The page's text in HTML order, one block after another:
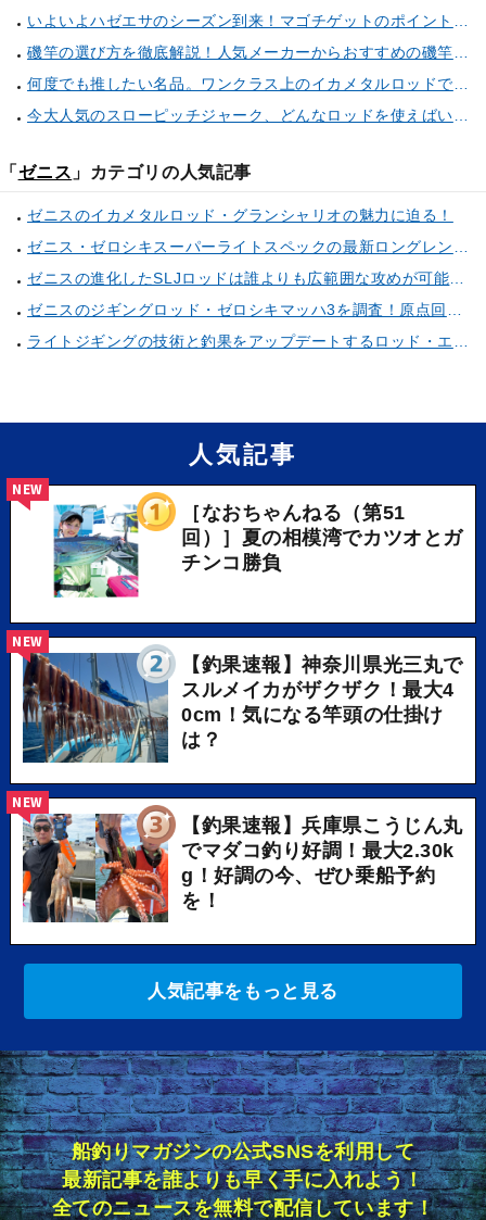
「 ゼニス 」カテゴリの人気記事
ゼニスのイカメタルロッド・グランシャリオの魅力に迫る！
人気記事
［なおちゃんねる（第51
回）］夏の相模湾でカツオとガ
チンコ勝負
NEW
【釣果速報】神奈川県光三丸で
スルメイカがザクザク！最大4
0cm！気になる竿頭の仕掛け
は？
NEW
【釣果速報】兵庫県こうじん丸
でマダコ釣り好調！最大2.30k
g！好調の今、ぜひ乗船予約
を！
NEW
人気記事をもっと見る
船釣りマガジンの公式SNSを利用して
最新記事を誰よりも早く手に入れよう！
全てのニュースを無料で配信しています！